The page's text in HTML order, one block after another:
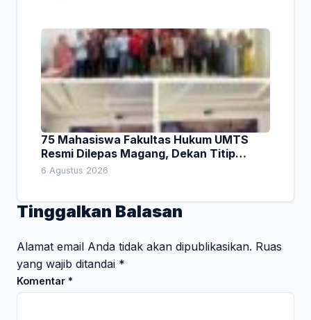
75 Mahasiswa Fakultas Hukum UMTS
Resmi Dilepas Magang, Dekan Titip
Empat Pesan Penting
6 Agustus 2026
Tinggalkan Balasan
Alamat email Anda tidak akan dipublikasikan. Ruas
yang wajib ditandai *
Komentar *